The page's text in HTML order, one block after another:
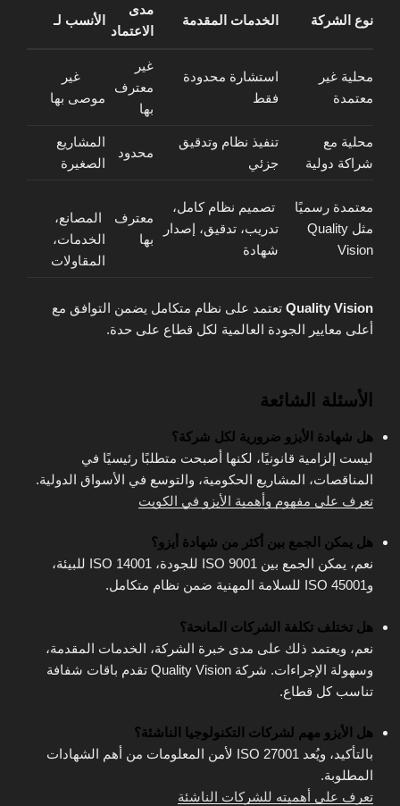
نوع الشركة الخدمات المقدمة
مدى
الاعتماد
الأنسب لـ
محلية غير
معتمدة
استشارة محدودة
فقط
غير
معترف
بها
غير
موصى بها
محلية مع
شراكة دولية
تنفيذ نظام وتدقيق
جزئي
محدود
المشاريع
الصغيرة
معتمدة رسميًا
مثل Quality
Vision
تصميم نظام كامل،
تدريب، تدقيق، إصدار
شهادة
معترف
بها
المصانع،
الخدمات،
المقاولات
Quality Vision تعتمد على نظام متكامل يضمن التوافق مع
أعلى معايير الجودة العالمية لكل قطاع على حدة.
الأسئلة الشائعة
هل شهادة الأيزو ضرورية لكل شركة؟
ليست إلزامية قانونيًا، لكنها أصبحت متطلبًا رئيسيًا في
المناقصات، المشاريع الحكومية، والتوسع في الأسواق الدولية.
تعرف على مفهوم وأهمية الأيزو في الكويت
هل يمكن الجمع بين أكثر من شهادة أيزو؟
نعم، يمكن الجمع بين ISO 9001 للجودة، ISO 14001 للبيئة،
وISO 45001 للسلامة المهنية ضمن نظام متكامل.
هل تختلف تكلفة الشركات المانحة؟
نعم، ويعتمد ذلك على مدى خبرة الشركة، الخدمات المقدمة،
وسهولة الإجراءات. شركة Quality Vision تقدم باقات شفافة
تناسب كل قطاع.
هل الأيزو مهم لشركات التكنولوجيا الناشئة؟
بالتأكيد، ويُعد ISO 27001 لأمن المعلومات من أهم الشهادات
المطلوبة.
تعرف على أهميته للشركات الناشئة